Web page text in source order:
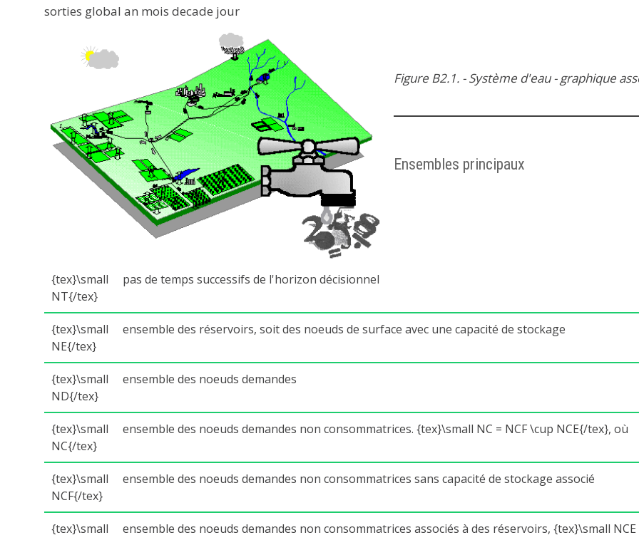
sorties global an mois decade jour
Figure B2.1. - Système d'eau - graphique
Ensembles principaux
{tex}\small
NT{/tex}
pas de temps successifs de l'horizon décisionnel
{tex}\small
NE{/tex}
ensemble des réservoirs, soit des noeuds de surface avec une capacité de stockage
{tex}\small
ND{/tex}
ensemble des noeuds demandes
{tex}\small
NC{/tex}
ensemble des noeuds demandes non consommatrices. {tex}\small NC = NCF \cup NCE{/tex}, où
{tex}\small
NCF{/tex}
ensemble des noeuds demandes non consommatrices sans capacité de stockage associé
{tex}\small
ensemble des noeuds demandes non consommatrices associés à des réservoirs, {tex}\small